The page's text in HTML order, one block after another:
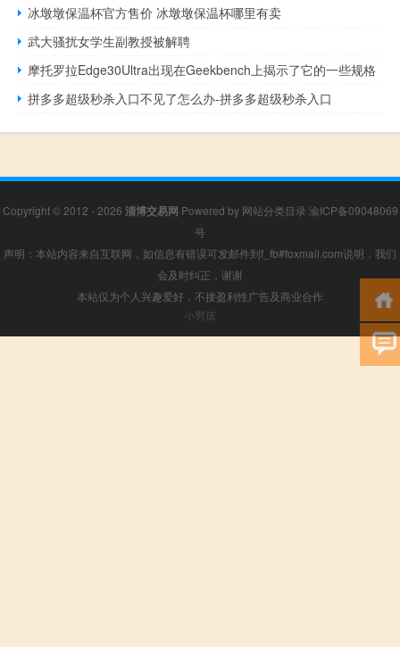
冰墩墩保温杯官方售价 冰墩墩保温杯哪里有卖
武大骚扰女学生副教授被解聘
摩托罗拉Edge30Ultra出现在Geekbench上揭示了它的一些规格
拼多多超级秒杀入口不见了怎么办-拼多多超级秒杀入口
Copyright © 2012 - 2026 淄博交易网 Powered by 网站分类目录 渝ICP备09048069
号
声明：本站内容来自互联网，如信息有错误可发邮件到f_fb#foxmail.com说明，我们
会及时纠正，谢谢
本站仅为个人兴趣爱好，不接盈利性广告及商业合作
小男孩